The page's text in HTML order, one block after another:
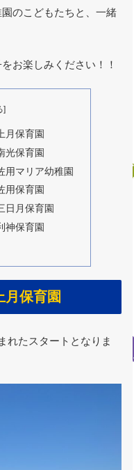
のこどもたちと、一緒
お楽しみください！！
保育園
保育園
マリア幼稚園
保育園
月保育園
保育園
保育園
れたスタートとなりま